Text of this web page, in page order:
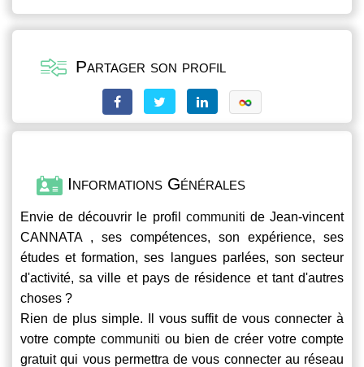
Partager son profil
Informations Générales
Envie de découvrir le profil communiti de Jean-vincent
CANNATA , ses compétences, son expérience, ses
études et formation, ses langues parlées, son secteur
d'activité, sa ville et pays de résidence et tant d'autres
choses ?
Rien de plus simple. Il vous suffit de vous connecter à
votre compte communiti ou bien de créer votre compte
gratuit qui vous permettra de vous connecter au réseau